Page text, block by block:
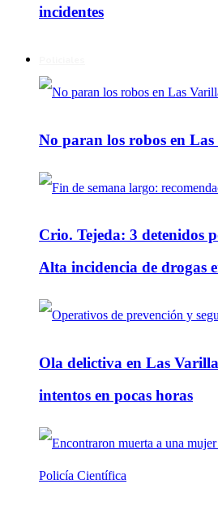
incidentes
No paran los robos en
Crio. Tejeda: 3 detenidos
Alta incidencia de drogas
Ola delictiva en Las
intentos en pocas horas